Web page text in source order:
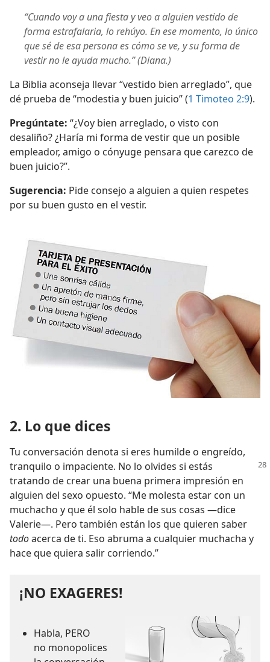
“Cuando voy a una fiesta y veo a alguien vestido de
forma estrafalaria, lo rehúyo. En ese momento, lo único
que sé de esa persona es cómo se ve, y su forma de
vestir no le ayuda mucho.” (Diana.)
La Biblia aconseja llevar “vestido bien arreglado”, que
dé prueba de “modestia y buen juicio” (1 Timoteo 2:9).
Pregúntate: “¿Voy bien arreglado, o visto con
desaliño? ¿Haría mi forma de vestir que un posible
empleador, amigo o cónyuge pensara que carezco de
buen juicio?”.
Sugerencia: Pide consejo a alguien a quien respetes
por su buen gusto en el vestir.
2. Lo que dices
Tu conversación denota si eres humilde o engreído,
tranquilo o impaciente. No lo olvides si estás
tratando de crear una buena primera impresión en
alguien del sexo opuesto. “Me molesta estar con un
muchacho y que él solo hable de sus cosas —dice
Valerie—. Pero también están los que quieren saber
todoacerca de ti. Eso abruma a cualquier muchacha y
hace que quiera salir corriendo.”
¡NO EXAGERES!
Habla, PERO
no monopolices